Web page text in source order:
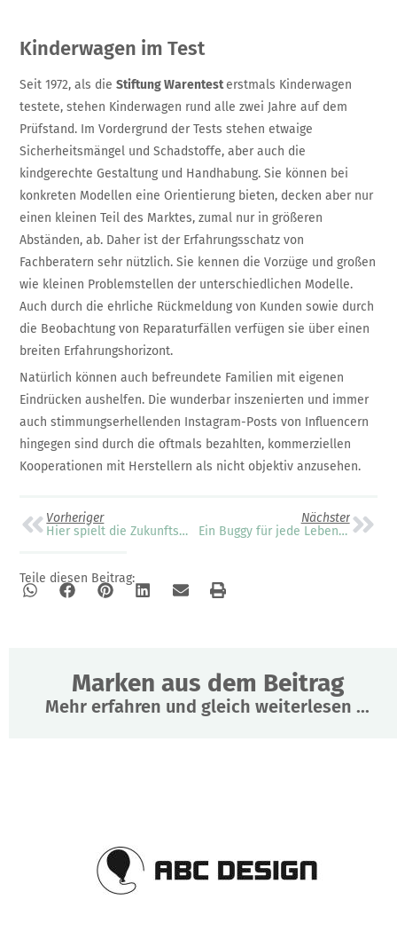
Kinderwagen im Test
Seit 1972, als dieStiftung Warentesterstmals Kinderwagen
testete, stehen Kinderwagen rund alle zwei Jahre auf dem
Prüfstand. Im Vordergrund der Tests stehen etwaige
Sicherheitsmängel und Schadstoffe, aber auch die
kindgerechte Gestaltung und Handhabung. Sie können bei
konkreten Modellen eine Orientierung bieten, decken aber nur
einen kleinen Teil des Marktes, zumal nur in größeren
Abständen, ab. Daher ist der Erfahrungsschatz von
Fachberatern sehr nützlich. Sie kennen die Vorzüge und großen
wie kleinen Problemstellen der unterschiedlichen Modelle.
Auch durch die ehrliche Rückmeldung von Kunden sowie durch
die Beobachtung von Reparaturfällen verfügen sie über einen
breiten Erfahrungshorizont.
Natürlich können auch befreundete Familien mit eigenen
Eindrücken aushelfen. Die wunderbar inszenierten und immer
auch stimmungserhellenden Instagram-Posts von Influencern
hingegen sind durch die oftmals bezahlten, kommerziellen
Kooperationen mit Herstellern als nicht objektiv anzusehen.
Vorheriger
Hier spielt die Zukunftsmusik
Nächster
Ein Buggy für jede Lebenslage
Teile diesen Beitrag:
Marken aus dem Beitrag
Mehr erfahren und gleich weiterlesen ...